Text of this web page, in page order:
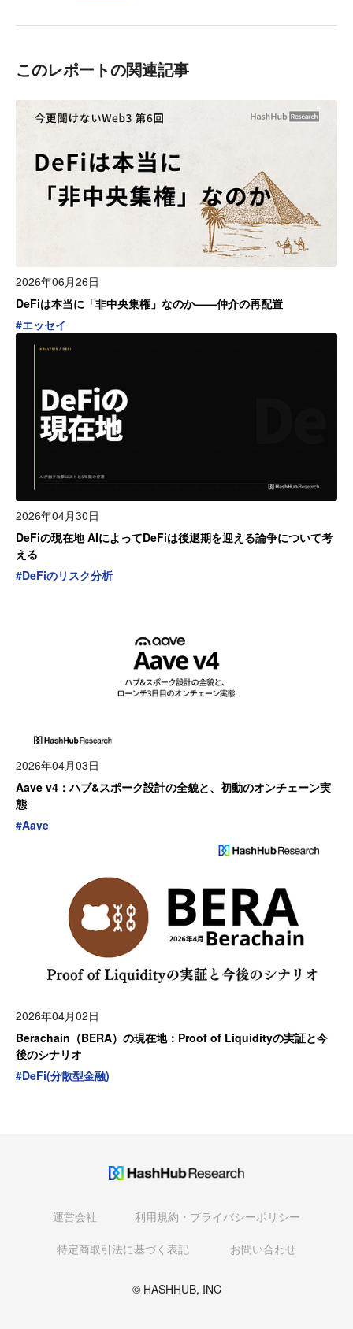
このレポートの関連記事
2026年06月26日
DeFiは本当に「非中央集権」なのか——仲介の再配置
#エッセイ
2026年04月30日
DeFiの現在地 AIによってDeFiは後退期を迎える論争について考
える
#DeFiのリスク分析
2026年04月03日
Aave v4：ハブ&スポーク設計の全貌と、初動のオンチェーン実
態
#Aave
2026年04月02日
Berachain（BERA）の現在地：Proof of Liquidityの実証と今
後のシナリオ
#DeFi(分散型金融)
運営会社 利用規約・プライバシーポリシー
特定商取引法に基づく表記 お問い合わせ
© HASHHUB, INC